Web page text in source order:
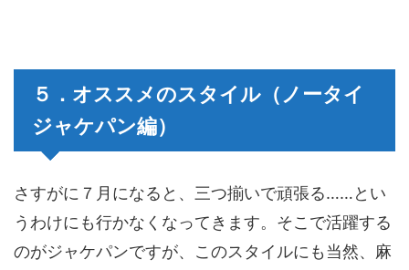
５．オススメのスタイル（ノータイ
ジャケパン編）
さすがに７月になると、三つ揃いで頑張る……とい
うわけにも行かなくなってきます。そこで活躍する
のがジャケパンですが、このスタイルにも当然、麻